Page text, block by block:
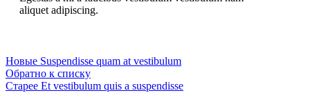
aliquet adipiscing.
Новые Suspendisse quam at vestibulum
Обратно к списку
Старее Et vestibulum quis a suspendisse